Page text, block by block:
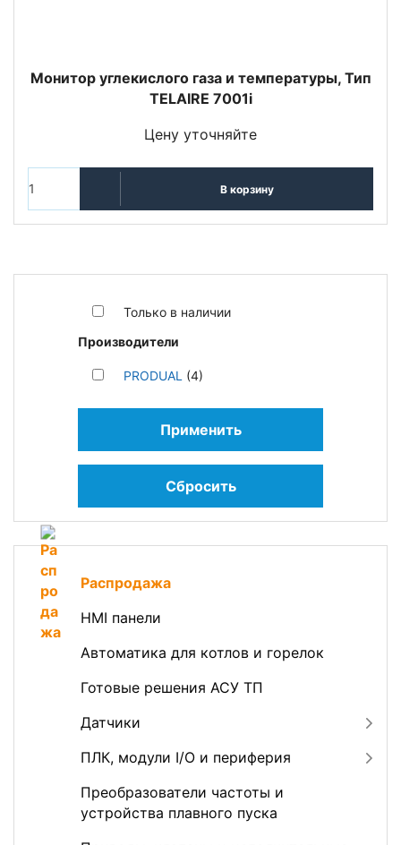
Только в наличии
Производители
PRODUAL (4)
Применить
Сбросить
Распродажа
HMI панели
Автоматика для котлов и горелок
Готовые решения АСУ ТП
Датчики
ПЛК, модули I/O и периферия
Преобразователи частоты и
устройства плавного пуска
Монитор углекислого газа и температуры, Тип
TELAIRE 7001i
Цену уточняйте
В корзину